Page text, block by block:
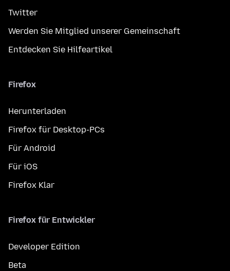
Twitter
Werden Sie Mitglied unserer Gemeinschaft
Entdecken Sie Hilfeartikel
Firefox
Herunterladen
Firefox für Desktop-PCs
Für Android
Für iOS
Firefox Klar
Firefox für Entwickler
Developer Edition
Beta